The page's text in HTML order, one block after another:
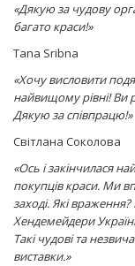
«Дякую за чудову
багато краси!»
Tana Sribna
«Хочу висловити
найвищому рівні! Ви
Дякую за співпрацю!»
Світлана Соколова
«Ось і закінчилася
покупців краси. Ми
заході. Які
Хендемейдери
Такі чудові та
виставки.»